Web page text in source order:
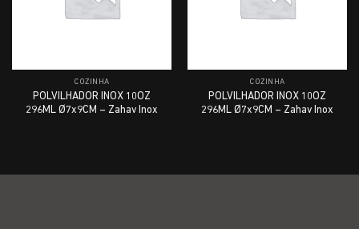
COZINHA
POLVILHADOR INOX 10OZ
296ML Ø7x9CM – Zahav Inox
COZINHA
POLVILHADOR INOX 10OZ
296ML Ø7x9CM – Zahav Inox